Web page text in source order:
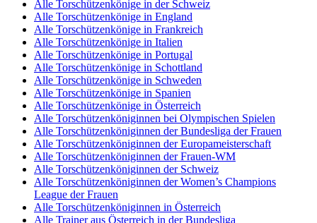
Alle Torschützenkönige in der Schweiz
Alle Torschützenkönige in England
Alle Torschützenkönige in Frankreich
Alle Torschützenkönige in Italien
Alle Torschützenkönige in Portugal
Alle Torschützenkönige in Schottland
Alle Torschützenkönige in Schweden
Alle Torschützenkönige in Spanien
Alle Torschützenkönige in Österreich
Alle Torschützenköniginnen bei Olympischen Spielen
Alle Torschützenköniginnen der Bundesliga der Frauen
Alle Torschützenköniginnen der Europameisterschaft
Alle Torschützenköniginnen der Frauen-WM
Alle Torschützenköniginnen der Schweiz
Alle Torschützenköniginnen der Women’s Champions
League der Frauen
Alle Torschützenköniginnen in Österreich
Alle Trainer aus Österreich in der Bundesliga